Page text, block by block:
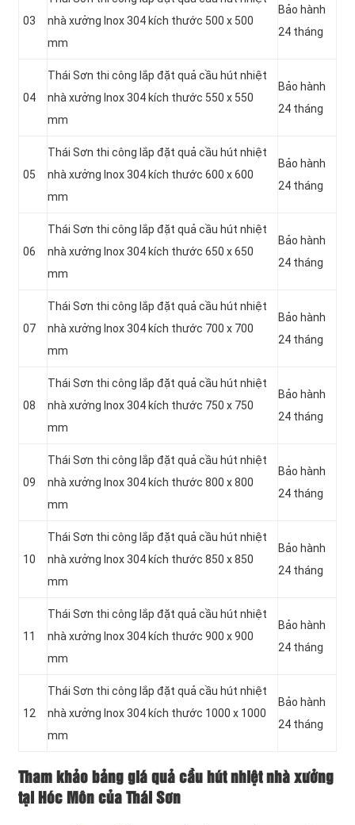
03
nhà xưởng Inox 304 kích thước 500 x 500
mm
Bảo hành
24 tháng
04
Thái Sơn thi công lắp đặt quả cầu hút nhiệt
nhà xưởng Inox 304 kích thước 550 x 550
mm
Bảo hành
24 tháng
05
Thái Sơn thi công lắp đặt quả cầu hút nhiệt
nhà xưởng Inox 304 kích thước 600 x 600
mm
Bảo hành
24 tháng
06
Thái Sơn thi công lắp đặt quả cầu hút nhiệt
nhà xưởng Inox 304 kích thước 650 x 650
mm
Bảo hành
24 tháng
07
Thái Sơn thi công lắp đặt quả cầu hút nhiệt
nhà xưởng Inox 304 kích thước 700 x 700
mm
Bảo hành
24 tháng
08
Thái Sơn thi công lắp đặt quả cầu hút nhiệt
nhà xưởng Inox 304 kích thước 750 x 750
mm
Bảo hành
24 tháng
09
Thái Sơn thi công lắp đặt quả cầu hút nhiệt
nhà xưởng Inox 304 kích thước 800 x 800
mm
Bảo hành
24 tháng
10
Thái Sơn thi công lắp đặt quả cầu hút nhiệt
nhà xưởng Inox 304 kích thước 850 x 850
mm
Bảo hành
24 tháng
11
Thái Sơn thi công lắp đặt quả cầu hút nhiệt
nhà xưởng Inox 304 kích thước 900 x 900
mm
Bảo hành
24 tháng
12
Thái Sơn thi công lắp đặt quả cầu hút nhiệt
nhà xưởng Inox 304 kích thước 1000 x 1000
mm
Bảo hành
24 tháng
Tham khảo bảng giá quả cầu hút nhiệt nhà xưởng
tại Hóc Môn của Thái Sơn